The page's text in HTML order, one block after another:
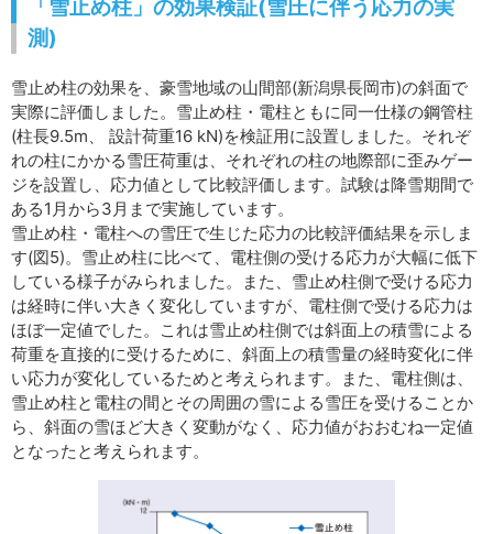
「雪止め柱」の効果検証(雪圧に伴う応力の実
測)
雪止め柱の効果を、豪雪地域の山間部(新潟県長岡市)の斜面で
実際に評価しました。雪止め柱・電柱ともに同一仕様の鋼管柱
(柱長9.5m、 設計荷重16 kN)を検証用に設置しました。それぞ
れの柱にかかる雪圧荷重は、それぞれの柱の地際部に歪みゲー
ジを設置し、応力値として比較評価します。試験は降雪期間で
ある1月から3月まで実施しています。
雪止め柱・電柱への雪圧で生じた応力の比較評価結果を示しま
す(図5)。雪止め柱に比べて、電柱側の受ける応力が大幅に低下
している様子がみられました。また、雪止め柱側で受ける応力
は経時に伴い大きく変化していますが、電柱側で受ける応力は
ほぼ一定値でした。これは雪止め柱側では斜面上の積雪による
荷重を直接的に受けるために、斜面上の積雪量の経時変化に伴
い応力が変化しているためと考えられます。また、電柱側は、
雪止め柱と電柱の間とその周囲の雪による雪圧を受けることか
ら、斜面の雪ほど大きく変動がなく、応力値がおおむね一定値
となったと考えられます。